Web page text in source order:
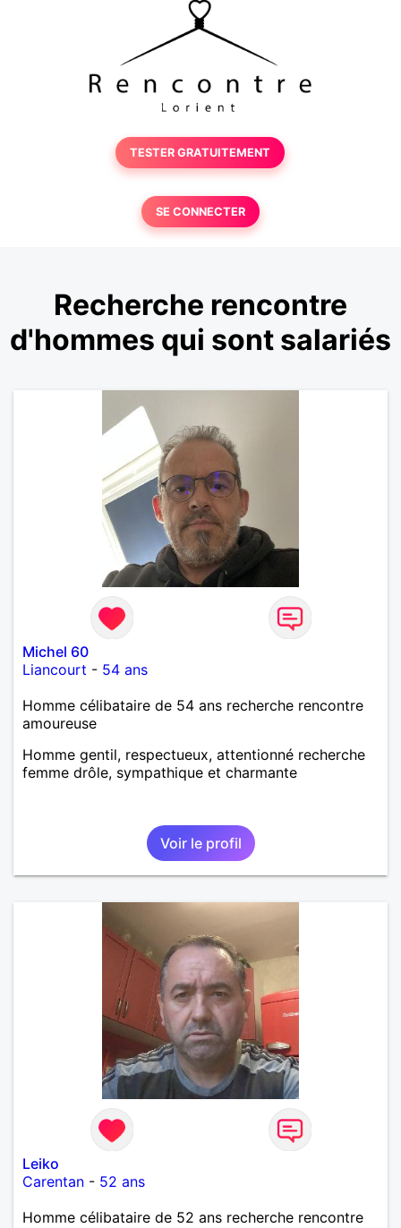
TESTER GRATUITEMENT
SE CONNECTER
Recherche rencontre
d'hommes qui sont salariés
Michel 60
Liancourt - 54 ans
Homme célibataire de 54 ans recherche rencontre
amoureuse
Homme gentil, respectueux, attentionné recherche
femme drôle, sympathique et charmante
Voir le profil
Leiko
Carentan - 52 ans
Homme célibataire de 52 ans recherche rencontre